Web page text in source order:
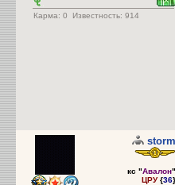
Карма: 0 Известность: 914
storm
кс "Авалон"
ЦРУ{36}